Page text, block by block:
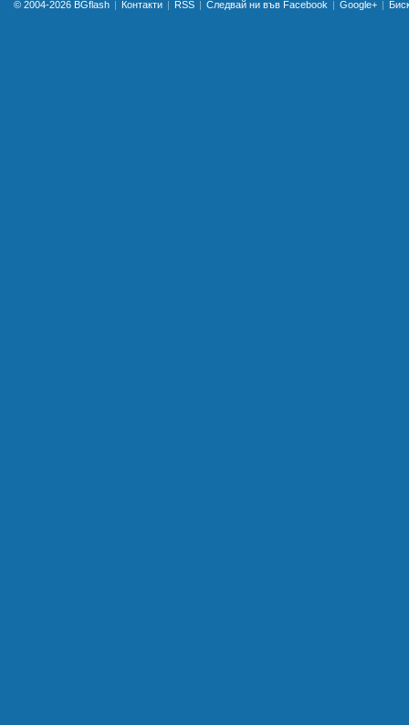
© 2004-2026 BGflash Контакти RSS Следвай ни във Facebook Google+